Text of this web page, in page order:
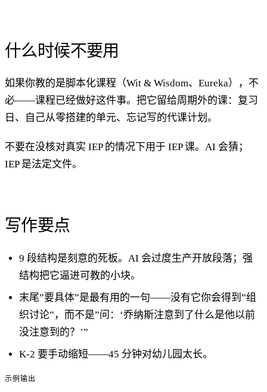
什么时候不要用
如果你教的是脚本化课程（Wit & Wisdom、Eureka），不
必——课程已经做好这件事。把它留给周期外的课：复习
日、自己从零搭建的单元、忘记写的代课计划。
不要在没核对真实 IEP 的情况下用于 IEP 课。AI 会猜；
IEP 是法定文件。
写作要点
9 段结构是刻意的死板。AI 会过度生产开放段落；强
结构把它逼进可教的小块。
末尾”要具体”是最有用的一句——没有它你会得到”组
织讨论”，而不是”问：‘乔纳斯注意到了什么是他以前
没注意到的？’”
K-2 要手动缩短——45 分钟对幼儿园太长。
示例输出